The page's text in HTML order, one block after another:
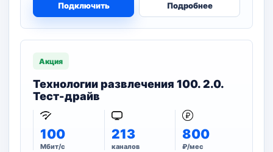
Подключить Подробнее
Акция
Технологии развлечения 100. 2.0.
Тест-драйв
100
Мбит/с
213
каналов
800
₽/мес